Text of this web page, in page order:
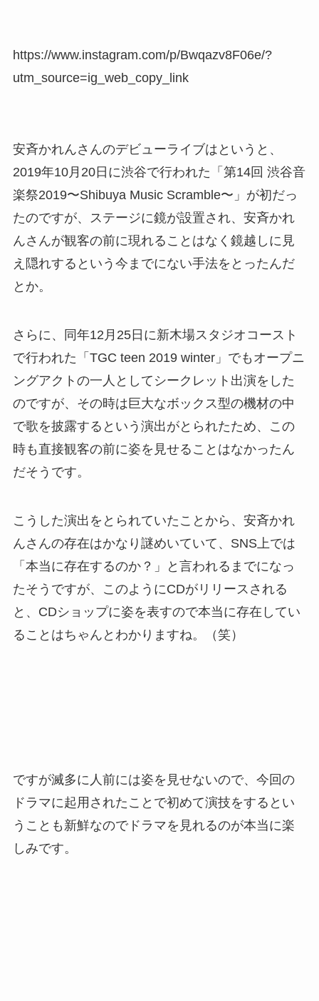
https://www.instagram.com/p/Bwqazv8F06e/?
utm_source=ig_web_copy_link
安斉かれんさんのデビューライブはというと、
2019年10月20日に渋谷で行われた「第14回 渋谷音
楽祭2019〜Shibuya Music Scramble〜」が初だっ
たのですが、ステージに鏡が設置され、安斉かれ
んさんが観客の前に現れることはなく鏡越しに見
え隠れするという今までにない手法をとったんだ
とか。
さらに、同年12月25日に新木場スタジオコースト
で行われた「TGC teen 2019 winter」でもオープニ
ングアクトの一人としてシークレット出演をした
のですが、その時は巨大なボックス型の機材の中
で歌を披露するという演出がとられたため、この
時も直接観客の前に姿を見せることはなかったん
だそうです。
こうした演出をとられていたことから、安斉かれ
んさんの存在はかなり謎めいていて、SNS上では
「本当に存在するのか？」と言われるまでになっ
たそうですが、このようにCDがリリースされる
と、CDショップに姿を表すので本当に存在してい
ることはちゃんとわかりますね。（笑）
ですが滅多に人前には姿を見せないので、今回の
ドラマに起用されたことで初めて演技をするとい
うことも新鮮なのでドラマを見れるのが本当に楽
しみです。